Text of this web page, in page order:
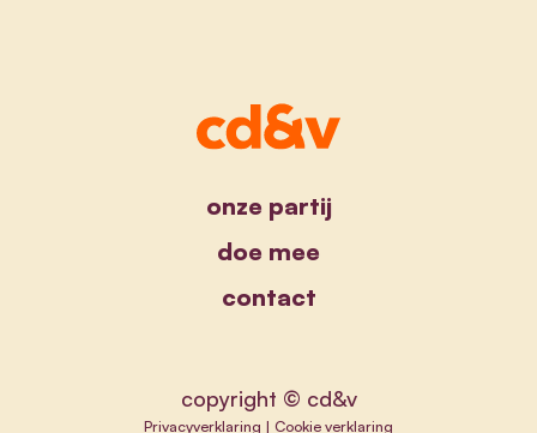
onze partij
doe mee
contact
copyright © cd&v
Privacyverklaring | Cookie verklaring